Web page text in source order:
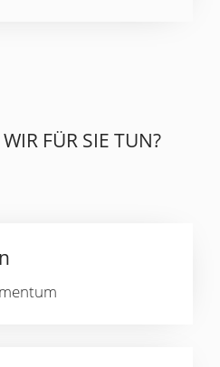
FÜR SIE TUN?